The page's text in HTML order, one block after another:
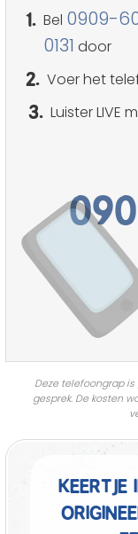
1. Bel 0909-
0131 door
2. Voer het
3. Luister
Deze telefoongrap
gesprek. De kosten
Keertje